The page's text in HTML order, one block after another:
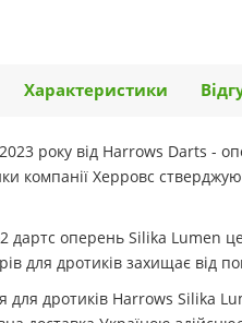
Характеристики
року від Harrows Darts -
компанії Херровс
оперень Silika Lumen
для дротиків захищає від
для дротиків Harrows Silika